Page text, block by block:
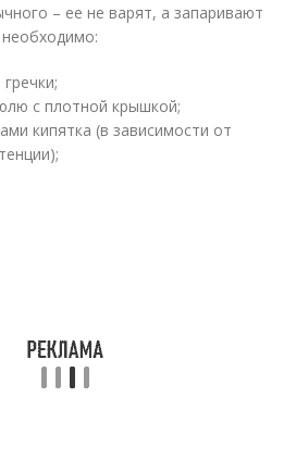
– ее не варят, а запаривают
с плотной крышкой;
кипятка (в зависимости от